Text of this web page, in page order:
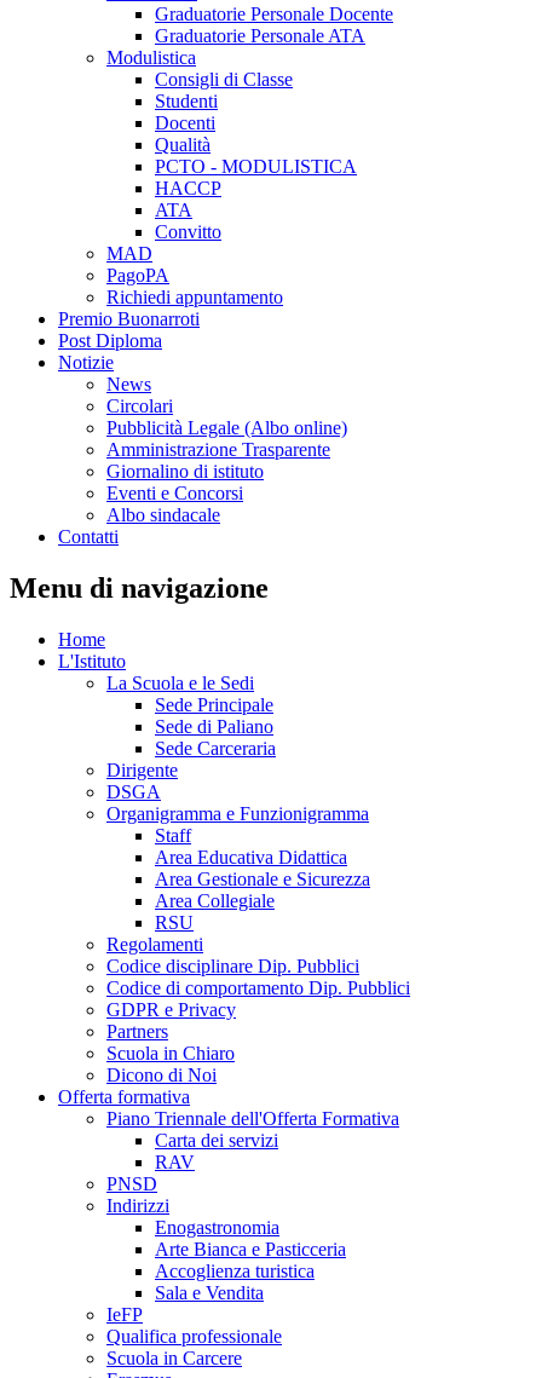
Graduatorie Personale Docente
Graduatorie Personale ATA
Modulistica
Consigli di Classe
Studenti
Docenti
Qualità
PCTO - MODULISTICA
HACCP
ATA
Convitto
MAD
PagoPA
Richiedi appuntamento
Premio Buonarroti
Post Diploma
Notizie
News
Circolari
Pubblicità Legale (Albo online)
Amministrazione Trasparente
Giornalino di istituto
Eventi e Concorsi
Albo sindacale
Contatti
Menu di navigazione
Home
L'Istituto
La Scuola e le Sedi
Sede Principale
Sede di Paliano
Sede Carceraria
Dirigente
DSGA
Organigramma e Funzionigramma
Staff
Area Educativa Didattica
Area Gestionale e Sicurezza
Area Collegiale
RSU
Regolamenti
Codice disciplinare Dip. Pubblici
Codice di comportamento Dip. Pubblici
GDPR e Privacy
Partners
Scuola in Chiaro
Dicono di Noi
Offerta formativa
Piano Triennale dell'Offerta Formativa
Carta dei servizi
RAV
PNSD
Indirizzi
Enogastronomia
Arte Bianca e Pasticceria
Accoglienza turistica
Sala e Vendita
IeFP
Qualifica professionale
Scuola in Carcere